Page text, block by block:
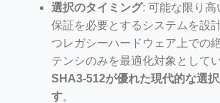
選択のタイミング: 可能な限り高
保証を必要とするシステムを設
つレガシーハードウェア上での
テンシのみを最適化対象として
SHA3-512が優れた現代的な選
す。